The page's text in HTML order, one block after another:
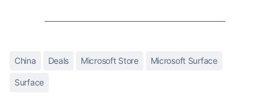
China Deals Microsoft Store Microsoft Surface
Surface